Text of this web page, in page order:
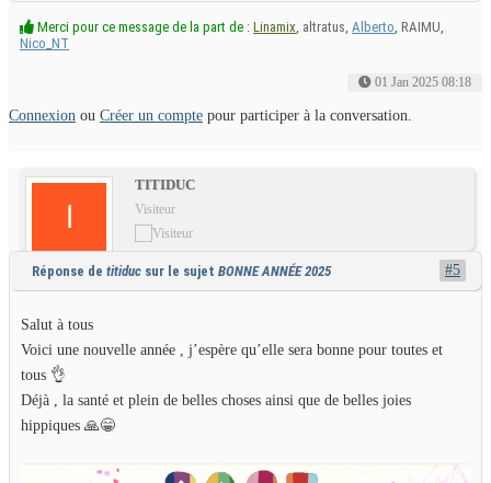
Merci pour ce message de la part de : Linamix, altratus, Alberto, RAIMU,
Nico_NT
01 Jan 2025 08:18
Connexion ou Créer un compte pour participer à la conversation.
TITIDUC
Visiteur
Réponse de titiduc sur le sujet BONNE ANNÉE 2025
Salut à tous
Voici une nouvelle année , j’espère qu’elle sera bonne pour toutes et
tous 👌
Déjà , la santé et plein de belles choses ainsi que de belles joies
hippiques 🙏😁
#5